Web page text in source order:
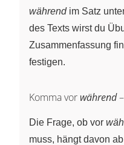
währendim Satz
des Texts wirst du
Zusammenfassung
festigen.
Komma vor während
Die Frage, ob vor
muss, hängt davon